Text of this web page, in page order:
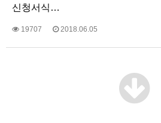
신청서식…
19707 2018.06.05